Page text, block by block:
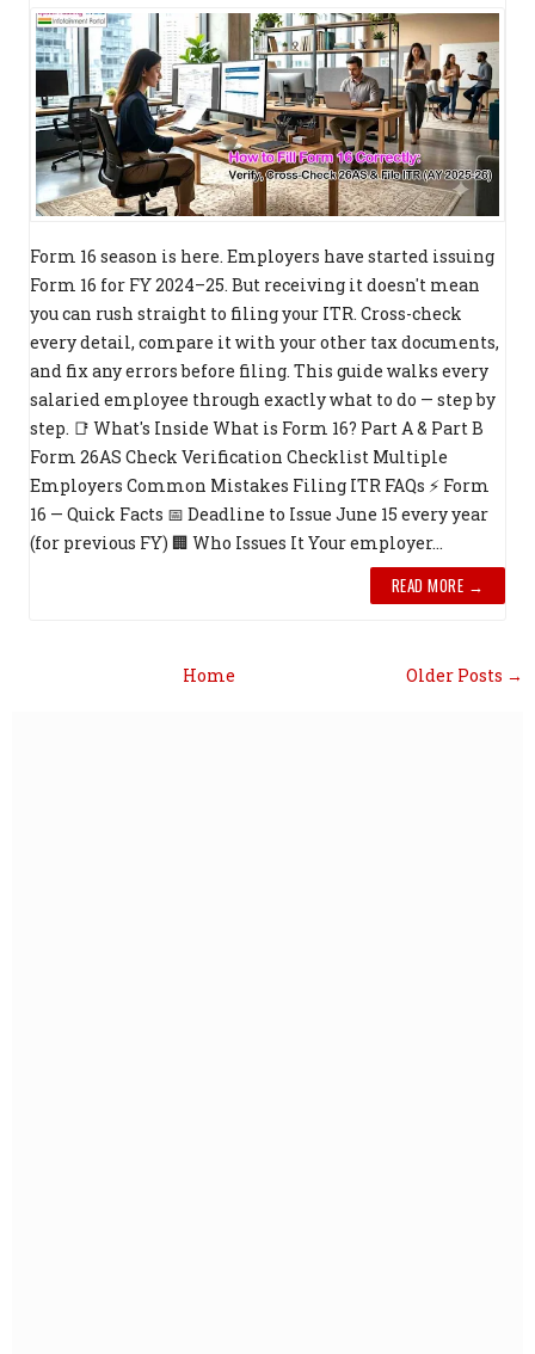
Form 16 season is here. Employers have started issuing
Form 16 for FY 2024–25. But receiving it doesn't mean
you can rush straight to filing your ITR. Cross-check
every detail, compare it with your other tax documents,
and fix any errors before filing. This guide walks every
salaried employee through exactly what to do — step by
step. 📑 What's Inside What is Form 16? Part A & Part B
Form 26AS Check Verification Checklist Multiple
Employers Common Mistakes Filing ITR FAQs ⚡ Form
16 — Quick Facts 📅 Deadline to Issue June 15 every year
(for previous FY) 🏢 Who Issues It Your employer...
READ MORE →
Older Posts →
Home